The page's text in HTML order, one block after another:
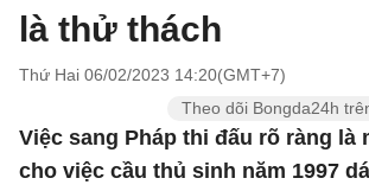
là thử thách
Thứ Hai 06/02/2023 14:20(GMT+7)
Theo dõi Bongda24h
Việc sang Pháp thi đấu rõ ràng là
cho việc cầu thủ sinh năm 1997